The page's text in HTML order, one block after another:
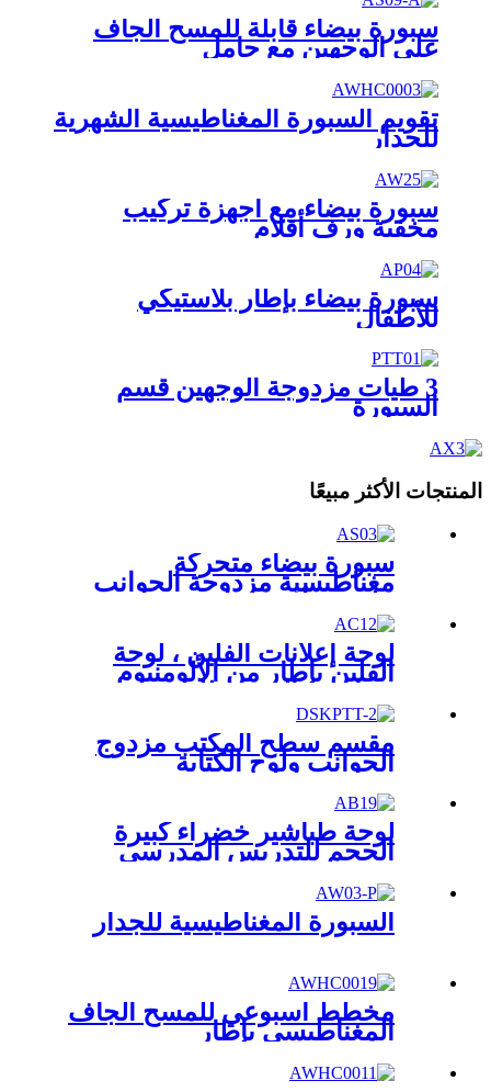
سبورة بيضاء قابلة للمسح الجاف
على الوجهين مع حامل
تقويم السبورة المغناطيسية الشهرية
للجدار
سبورة بيضاء مع أجهزة تركيب
مخفية ورف أقلام
سبورة بيضاء بإطار بلاستيكي
للأطفال
3 طيات مزدوجة الوجهين قسم
السبورة
المنتجات الأكثر مبيعًا
سبورة بيضاء متحركة
مغناطيسية مزدوجة الجوانب
على عجلات
لوحة إعلانات الفلين ، لوحة
الفلين بإطار من الألومنيوم
ودبابيس الضغط للعرض
مقسم سطح المكتب مزدوج
الجوانب ولوح الكتابة
لوحة طباشير خضراء كبيرة
الحجم للتدريس المدرسي
السبورة المغناطيسية للجدار
مخطط أسبوعي للمسح الجاف
المغناطيسي بإطار